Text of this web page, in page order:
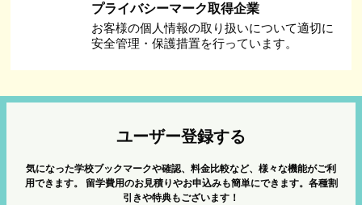
プライバシーマーク取得企業
お客様の個人情報の取り扱いについて適切に
安全管理・保護措置を行っています。
ユーザー登録する
気になった学校ブックマークや確認、料金比較など、様々な機能がご利
用できます。
留学費用のお見積りやお申込みも簡単にできます。各種割
引きや特典もございます！